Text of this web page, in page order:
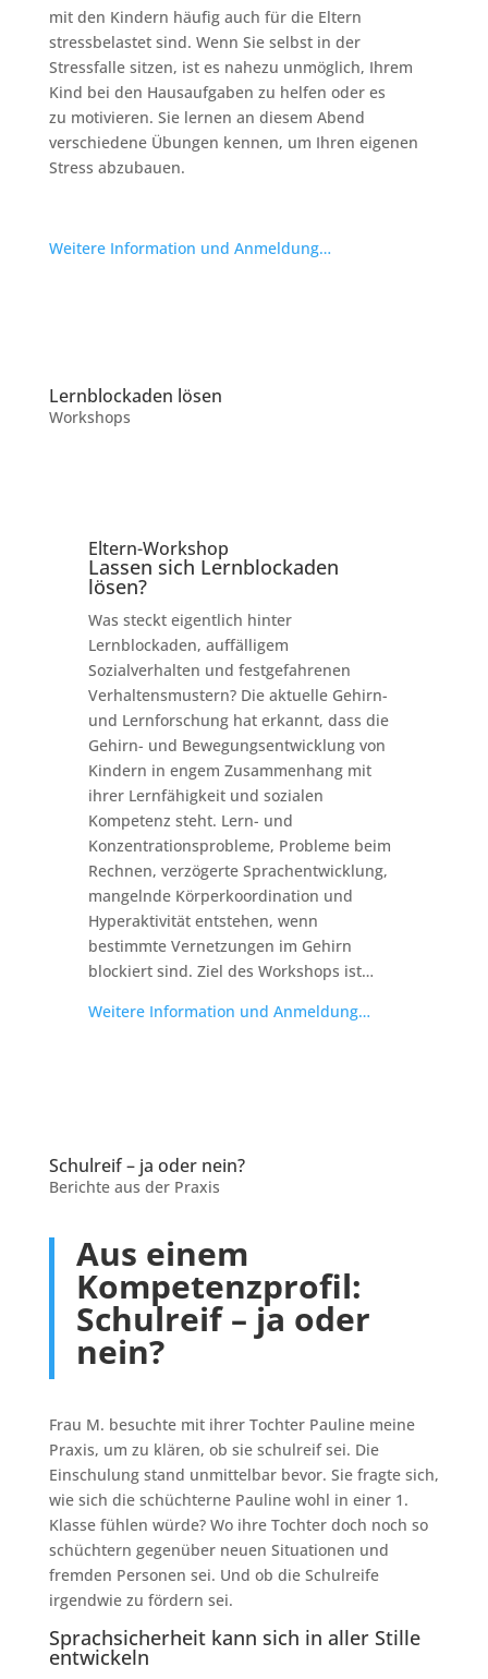
mit den Kindern häufig auch für die Eltern
stressbelastet sind. Wenn Sie selbst in der
Stressfalle sitzen, ist es nahezu unmöglich, Ihrem
Kind bei den Hausaufgaben zu helfen oder es
zu motivieren. Sie lernen an diesem Abend
verschiedene Übungen kennen, um Ihren eigenen
Stress abzubauen.
Weitere Information und Anmeldung…
Lernblockaden lösen
Workshops
Eltern-Workshop
Lassen sich Lernblockaden
lösen?
Was steckt eigentlich hinter
Lernblockaden, auffälligem
Sozialverhalten und festgefahrenen
Verhaltensmustern? Die aktuelle Gehirn-
und Lernforschung hat erkannt, dass die
Gehirn- und Bewegungsentwicklung von
Kindern in engem Zusammenhang mit
ihrer Lernfähigkeit und sozialen
Kompetenz steht. Lern- und
Konzentrationsprobleme, Probleme beim
Rechnen, verzögerte Sprachentwicklung,
mangelnde Körperkoordination und
Hyperaktivität entstehen, wenn
bestimmte Vernetzungen im Gehirn
blockiert sind. Ziel des Workshops ist…
Weitere Information und Anmeldung…
Schulreif – ja oder nein?
Berichte aus der Praxis
Aus einem
Kompetenzprofil:
Schulreif – ja oder
nein?
Frau M. besuchte mit ihrer Tochter Pauline meine
Praxis, um zu klären, ob sie schulreif sei. Die
Einschulung stand unmittelbar bevor. Sie fragte sich,
wie sich die schüchterne Pauline wohl in einer 1.
Klasse fühlen würde? Wo ihre Tochter doch noch so
schüchtern gegenüber neuen Situationen und
fremden Personen sei. Und ob die Schulreife
irgendwie zu fördern sei.
Sprachsicherheit kann sich in aller Stille
entwickeln